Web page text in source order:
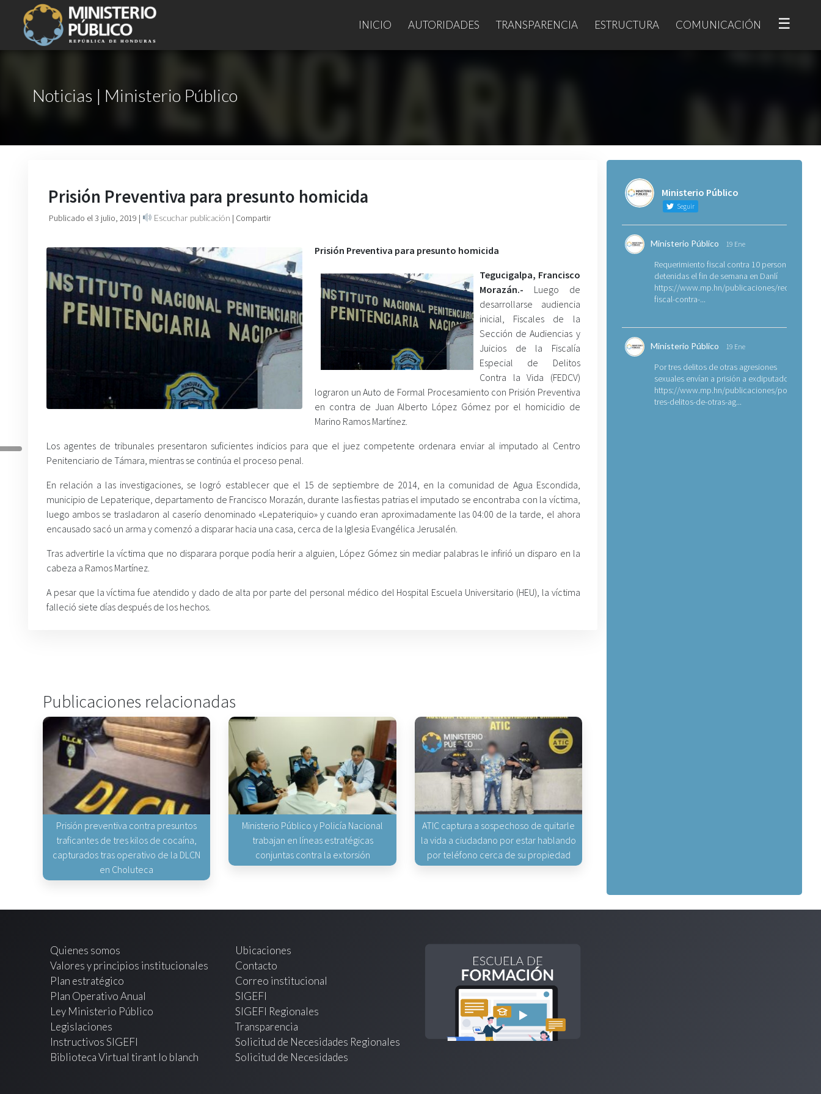
INICIO AUTORIDADES TRANSPARENCIA ESTRUCTURA COMUNICACIÓN ☰
Noticias | Ministerio Público
Prisión Preventiva para presunto homicida
Publicado el 3 julio, 2019 | Escuchar publicación | Compartir
Prisión Preventiva para presunto homicida
Tegucigalpa, Francisco
Morazán.- Luego de
desarrollarse audiencia
inicial, Fiscales de la
Sección de Audiencias y
Juicios de la Fiscalía
Especial de Delitos
Contra la Vida (FEDCV)
lograron un Auto de Formal Procesamiento con Prisión Preventiva
en contra de Juan Alberto López Gómez por el homicidio de
Marino Ramos Martínez.
Los agentes de tribunales presentaron suficientes indicios para que el juez competente ordenara enviar al imputado al Centro
Penitenciario de Támara, mientras se continúa el proceso penal.
En relación a las investigaciones, se logró establecer que el 15 de septiembre de 2014, en la comunidad de Agua Escondida,
municipio de Lepaterique, departamento de Francisco Morazán, durante las fiestas patrias el imputado se encontraba con la víctima,
luego ambos se trasladaron al caserío denominado «Lepateriquio» y cuando eran aproximadamente las 04:00 de la tarde, el ahora
encausado sacó un arma y comenzó a disparar hacia una casa, cerca de la Iglesia Evangélica Jerusalén.
Tras advertirle la víctima que no disparara porque podía herir a alguien, López Gómez sin mediar palabras le infirió un disparo en la
cabeza a Ramos Martínez.
A pesar que la víctima fue atendido y dado de alta por parte del personal médico del Hospital Escuela Universitario (HEU), la víctima
falleció siete días después de los hechos.
Publicaciones relacionadas
Prisión preventiva contra presuntos
traficantes de tres kilos de cocaína,
capturados tras operativo de la DLCN
en Choluteca
Ministerio Público y Policía Nacional
trabajan en líneas estratégicas
conjuntas contra la extorsión
ATIC captura a sospechoso de quitarle
la vida a ciudadano por estar hablando
por teléfono cerca de su propiedad
Ministerio Público
Seguir
Ministerio Público 19 Ene
Requerimiento fiscal contra 10 personas
detenidas el fin de semana en Danlí
https://www.mp.hn/publicaciones/
fiscal-contra-...
Ministerio Público 19 Ene
Por tres delitos de otras agresiones
sexuales envían a prisión a exdiputado
https://www.mp.hn/publicaciones/por-
tres-delitos-de-otras-ag...
Quienes somos
Valores y principios institucionales
Plan estratégico
Plan Operativo Anual
Ley Ministerio Público
Legislaciones
Instructivos SIGEFI
Biblioteca Virtual tirant lo blanch
Ubicaciones
Contacto
Correo institucional
SIGEFI
SIGEFI Regionales
Transparencia
Solicitud de Necesidades Regionales
Solicitud de Necesidades